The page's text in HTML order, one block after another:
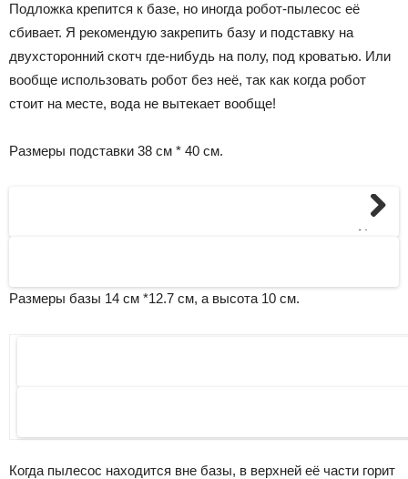
Подложка крепится к базе, но иногда робот-пылесос её
сбивает. Я рекомендую закрепить базу и подставку на
двухсторонний скотч где-нибудь на полу, под кроватью. Или
вообще использовать робот без неё, так как когда робот
стоит на месте, вода не вытекает вообще!
Размеры подставки 38 см * 40 см.
Next
Размеры базы 14 см *12.7 см, а высота 10 см.
Когда пылесос находится вне базы, в верхней её части горит